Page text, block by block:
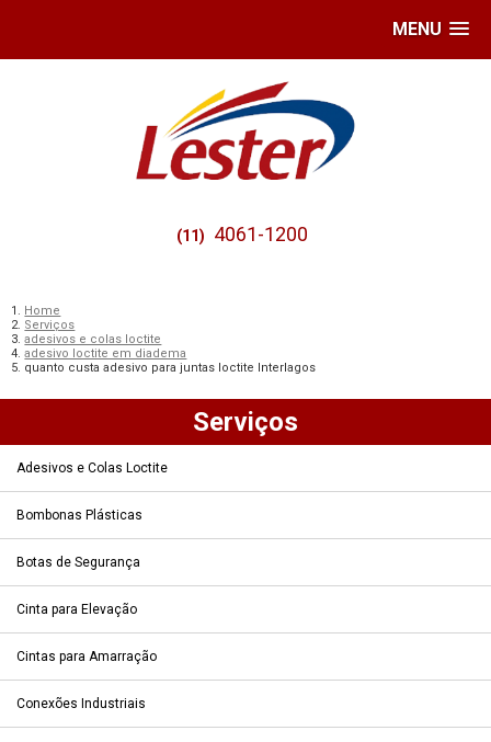
MENU
(11) 4061-1200
Home
Serviços
adesivos e colas loctite
adesivo loctite em diadema
quanto custa adesivo para juntas loctite Interlagos
Serviços
Adesivos e Colas Loctite
Bombonas Plásticas
Botas de Segurança
Cinta para Elevação
Cintas para Amarração
Conexões Industriais